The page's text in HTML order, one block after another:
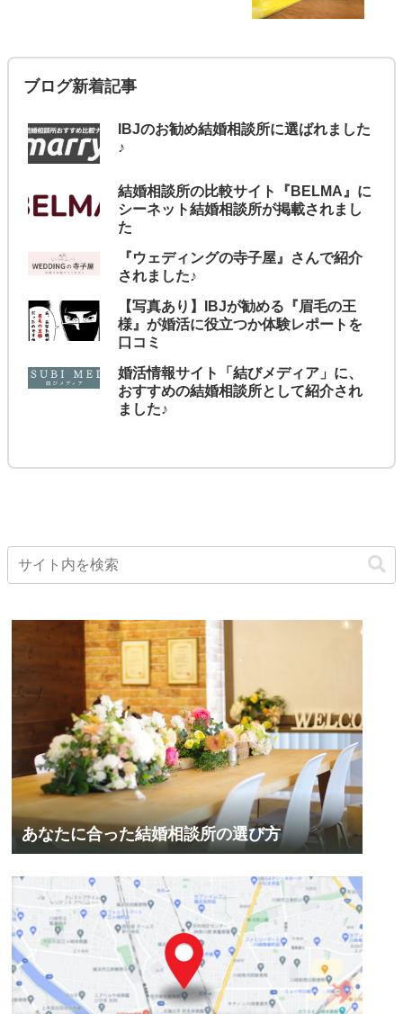
ブログ新着記事
IBJのお勧め結婚相談所に選ばれました
♪
結婚相談所の比較サイト『BELMA』に
シーネット結婚相談所が掲載されまし
た
『ウェディングの寺子屋』さんで紹介
されました♪
【写真あり】IBJが勧める『眉毛の王
様』が婚活に役立つか体験レポートを
口コミ
婚活情報サイト「結びメディア」に、
おすすめの結婚相談所として紹介され
ました♪
あなたに合った結婚相談所の選び方